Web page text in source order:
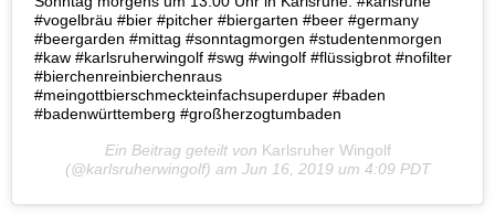
#vogelbräu #bier #pitcher #biergarten #beer #germany
#beergarden #mittag #sonntagmorgen #studentenmorgen
#kaw #karlsruherwingolf #swg #wingolf #flüssigbrot #nofilter
#bierchenreinbierchenraus
#meingottbierschmeckteinfachsuperduper #baden
#badenwürttemberg #großherzogtumbaden
Ein Beitrag geteilt von Karlsruher Wingolf
(@karlsruherwingolf) am Jun 16, 2019 um 4:09 PDT